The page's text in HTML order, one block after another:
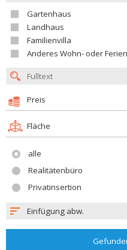
Gartenhaus
Landhaus
Familienvilla
Anderes Wohn- oder Ferienobjekt
Preis
Fläche
alle
Realitätenbüro
Privatinsertion
Einfügung abw.